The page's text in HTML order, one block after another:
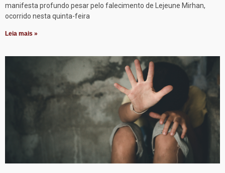
manifesta profundo pesar pelo falecimento de Lejeune Mirhan,
ocorrido nesta quinta-feira
Leia mais »